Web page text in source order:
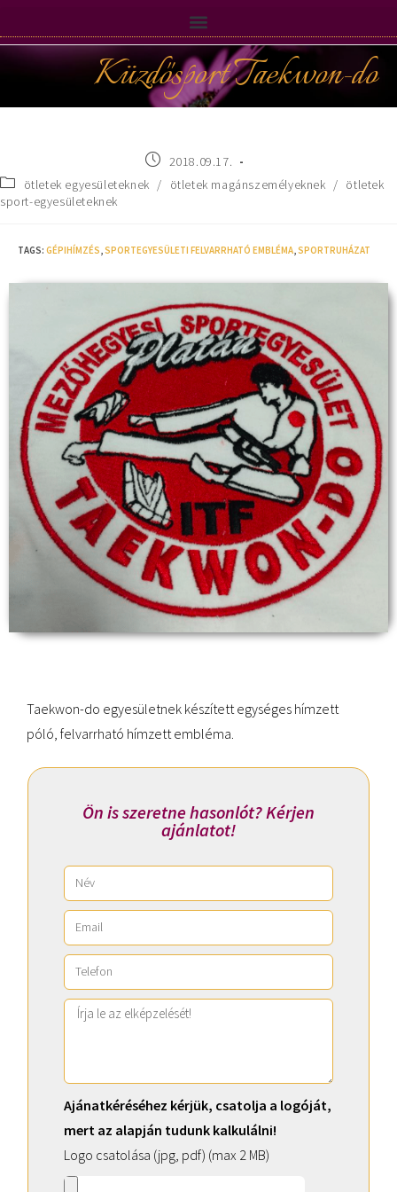
Küzdősport Taekwon-do
2018.09.17.
ötletek egyesületeknek / ötletek magánszemélyeknek / ötletek
sport-egyesületeknek
TAGS: GÉPIHÍMZÉS,SPORTEGYESÜLETI FELVARRHATÓ EMBLÉMA,SPORTRUHÁZAT
Taekwon-do egyesületnek készített egységes hímzett
póló, felvarrható hímzett embléma.
Ön is szeretne hasonlót? Kérjen
ajánlatot!
Ajánatkéréséhez kérjük, csatolja a logóját,
mert az alapján tudunk kalkulálni!
Logo csatolása (jpg, pdf) (max 2 MB)